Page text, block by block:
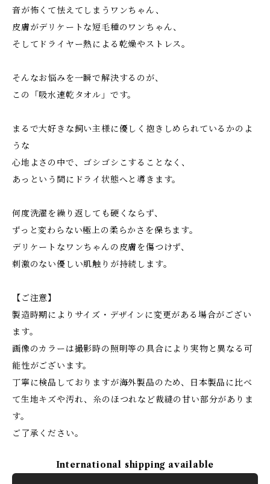
音が怖くて怯えてしまうワンちゃん、
皮膚がデリケートな短毛種のワンちゃん、
そしてドライヤー熱による乾燥やストレス。
そんなお悩みを一瞬で解決するのが、
この「吸水速乾タオル」です。
まるで大好きな飼い主様に優しく抱きしめられているかのよ
うな
心地よさの中で、ゴシゴシこすることなく、
あっという間にドライ状態へと導きます。
何度洗濯を繰り返しても硬くならず、
ずっと変わらない極上の柔らかさを保ちます。
デリケートなワンちゃんの皮膚を傷つけず、
刺激のない優しい肌触りが持続します。
【ご注意】
製造時期によりサイズ・デザインに変更がある場合がござい
ます。
画像のカラーは撮影時の照明等の具合により実物と異なる可
能性がございます。
丁寧に検品しておりますが海外製品のため、日本製品に比べ
て生地キズや汚れ、糸のほつれなど裁縫の甘い部分がありま
す。
ご了承ください。
International shipping available